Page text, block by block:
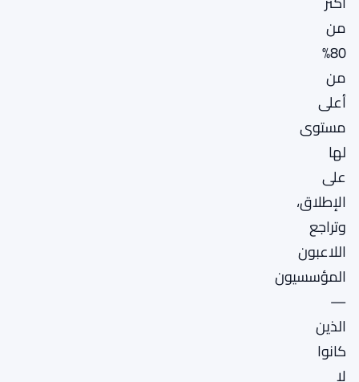
من
80%
من
أعلى
مستوى
لها
على
الإطلاق،
وتراجع
اللاعبون
المؤسسيون
—
الذين
كانوا
لا